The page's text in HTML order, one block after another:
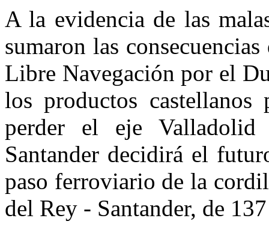
A la evidencia de las
sumaron las
Libre Navegación por el
los productos
perder el eje
Santander decidirá el
paso ferroviario de la
del Rey - Santander, de